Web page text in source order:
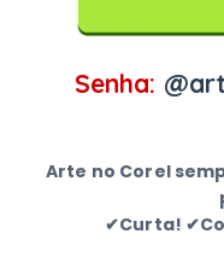
Senha:
Arte no Corel
✔Curta!